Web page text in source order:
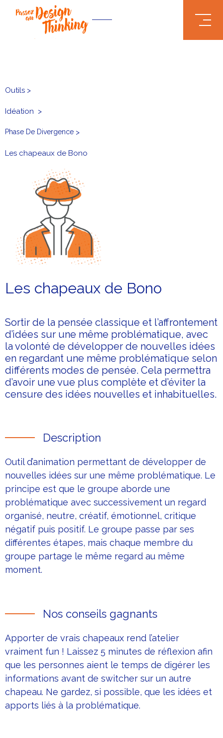
.truncate { white-space: nowrap; text-overflow: ellipsis; }
Outils >
Idéation >
Phase De Divergence >
Les chapeaux de Bono
Les chapeaux de Bono
Sortir de la pensée classique et l’affrontement
d’idées sur une même problématique, avec
la volonté de développer de nouvelles idées
en regardant une même problématique selon
différents modes de pensée. Cela permettra
d’avoir une vue plus complète et d’éviter la
censure des idées nouvelles et inhabituelles.
Description
Outil d’animation permettant de développer de
nouvelles idées sur une même problématique. Le
principe est que le groupe aborde une
problématique avec successivement un regard
organisé, neutre, créatif, émotionnel, critique
négatif puis positif. Le groupe passe par ses
différentes étapes, mais chaque membre du
groupe partage le même regard au même
moment.
Nos conseils gagnants
Apporter de vrais chapeaux rend l’atelier
vraiment fun ! Laissez 5 minutes de réflexion afin
que les personnes aient le temps de digérer les
informations avant de switcher sur un autre
chapeau. Ne gardez, si possible, que les idées et
apports liés à la problématique.